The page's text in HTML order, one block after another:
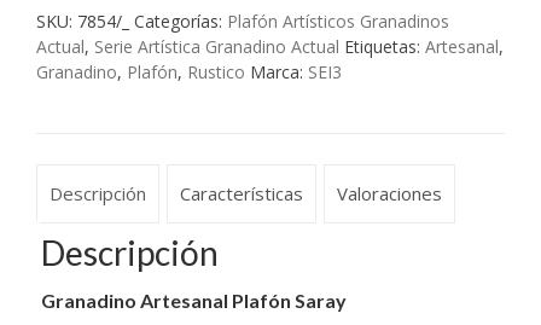
cantidad
SKU: 7854/_ Categorías: Plafón Artísticos Granadinos
Actual, Serie Artística Granadino Actual Etiquetas: Artesanal,
Granadino, Plafón, Rustico Marca: SEI3
Descripción Características Valoraciones
Descripción
Granadino Artesanal Plafón Saray